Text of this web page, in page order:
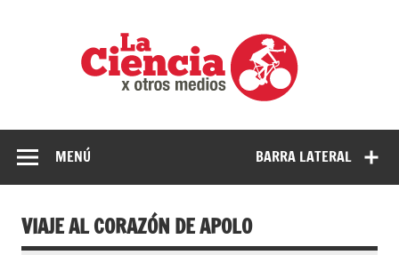
otros
BARRA LATERAL
MENÚ
VIAJE AL CORAZÓN DE APOLO